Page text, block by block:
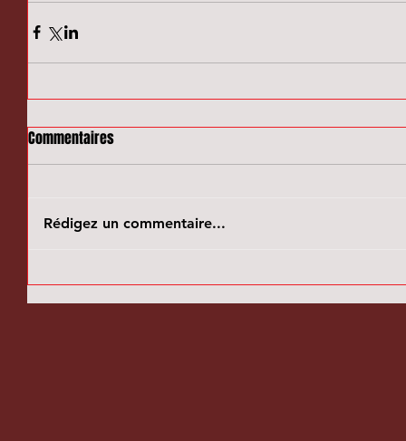
Commentaires
Rédigez un commentaire...